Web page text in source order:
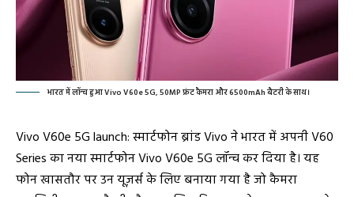
भारत में लॉन्च हुआ Vivo V60e 5G, 50MP फ्रंट कैमरा और 6500mAh बैटरी के साथ।
Vivo V60e 5G launch: स्मार्टफोन ब्रांड Vivo ने भारत में अपनी V60
Series का नया स्मार्टफोन Vivo V60e 5G लॉन्च कर दिया है। यह
फोन खासतौर पर उन यूज़र्स के लिए बनाया गया है जो कैमरा